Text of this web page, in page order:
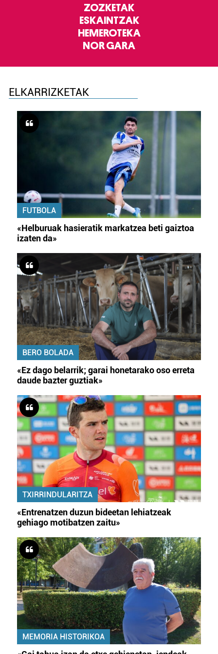
ZOZKETAK
ESKAINTZAK
HEMEROTEKA
NOR GARA
ELKARRIZKETAK
FUTBOLA
«Helburuak hasieratik markatzea beti gaiztoa
izaten da»
BERO BOLADA
«Ez dago belarrik; garai honetarako oso erreta
daude bazter guztiak»
TXIRRINDULARITZA
«Entrenatzen duzun bideetan lehiatzeak
gehiago motibatzen zaitu»
MEMORIA HISTORIKOA